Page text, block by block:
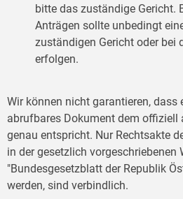
bitte das zuständige Gericht.
Anträgen sollte unbedingt
zuständigen Gericht oder bei
erfolgen.
Wir können nicht garantieren, dass
abrufbares Dokument dem offiziell
genau entspricht. Nur Rechtsakte
in der gesetzlich vorgeschriebenen
"Bundesgesetzblatt der Republik
werden, sind verbindlich.